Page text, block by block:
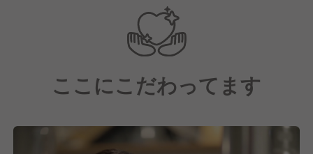
未経験やアルバイトスタッフから責任者になったスタ
ッフも多数在籍しています。
営業部での社内昇格から専門職、本部職まで幅広いキ
ャリアアップが可能な環境です！
ここにこだわってます